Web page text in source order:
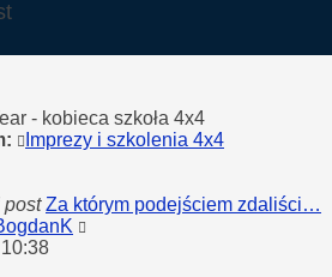
- kobieca szkoła 4x4
Imprezy i szkolenia 4x4
post Za którym podejściem zdaliści…